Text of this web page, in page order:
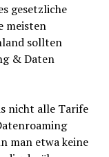
gesetzliche
meisten
sollten
& Daten
nicht alle Tarife
man etwa keine